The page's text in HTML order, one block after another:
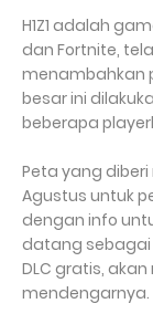
H1Z1 adalah
dan Fortnite,
menambahkan
besar ini
beberapa
Peta yang
Agustus untuk
dengan info
datang sebagai
DLC gratis,
mendengarnya.